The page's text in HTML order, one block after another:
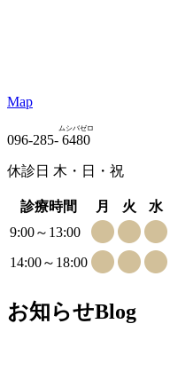
Map
096-285- 6480
ムシバゼロ
休診日 木・日・祝
診療時間 月 火 水
9:00～13:00
14:00～18:00
お知らせBlog